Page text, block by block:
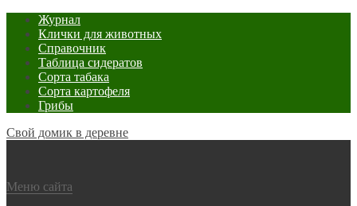
Журнал
Клички для животных
Справочник
Таблица сидератов
Сорта табака
Сорта картофеля
Грибы
Свой домик в деревне
Меню сайта